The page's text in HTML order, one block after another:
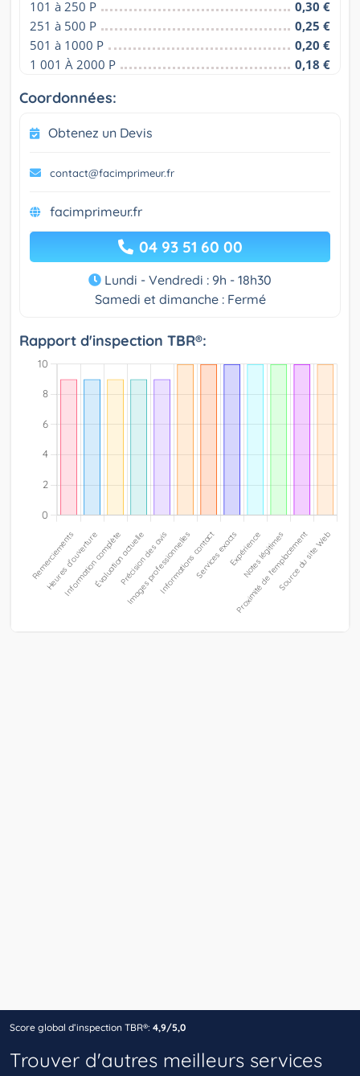
101 à 250 P
0,30 €
251 à 500 P
0,25 €
501 à 1000 P
0,20 €
1 001 À 2000 P
0,18 €
Coordonnées:
Obtenez un Devis
contact@facimprimeur.fr
facimprimeur.fr
04 93 51 60 00
Lundi - Vendredi : 9h - 18h30
Samedi et dimanche : Fermé
Rapport d'inspection TBR®:
Score global d’inspection TBR®: 4,9/5,0
Trouver d'autres meilleurs services